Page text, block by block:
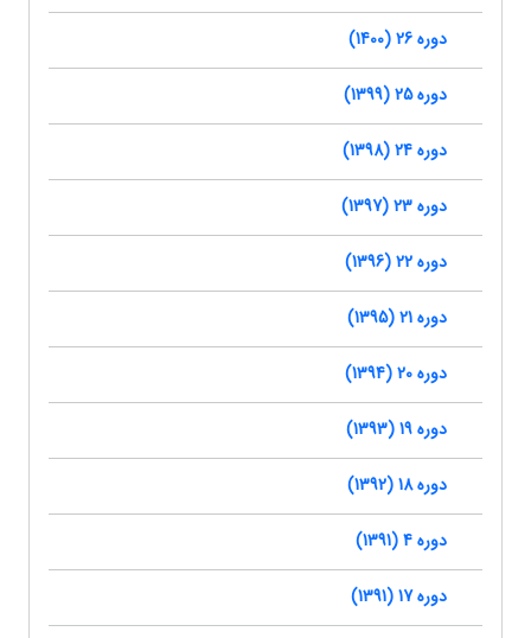
دوره 26 (1400)
دوره 25 (1399)
دوره 24 (1398)
دوره 23 (1397)
دوره 22 (1396)
دوره 21 (1395)
دوره 20 (1394)
دوره 19 (1393)
دوره 18 (1392)
دوره 4 (1391)
دوره 17 (1391)